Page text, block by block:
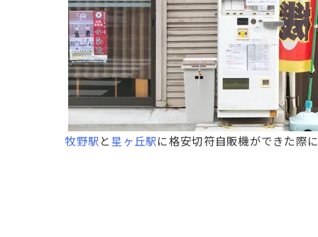
牧野駅 と星ヶ丘駅に格安切符自販機ができた際